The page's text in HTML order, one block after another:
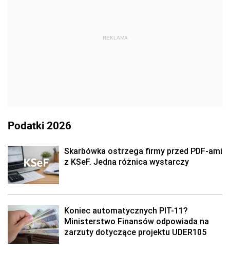
REKLAMA
Podatki 2026
Skarbówka ostrzega firmy przed PDF-ami
z KSeF. Jedna różnica wystarczy
Koniec automatycznych PIT-11?
Ministerstwo Finansów odpowiada na
zarzuty dotyczące projektu UDER105